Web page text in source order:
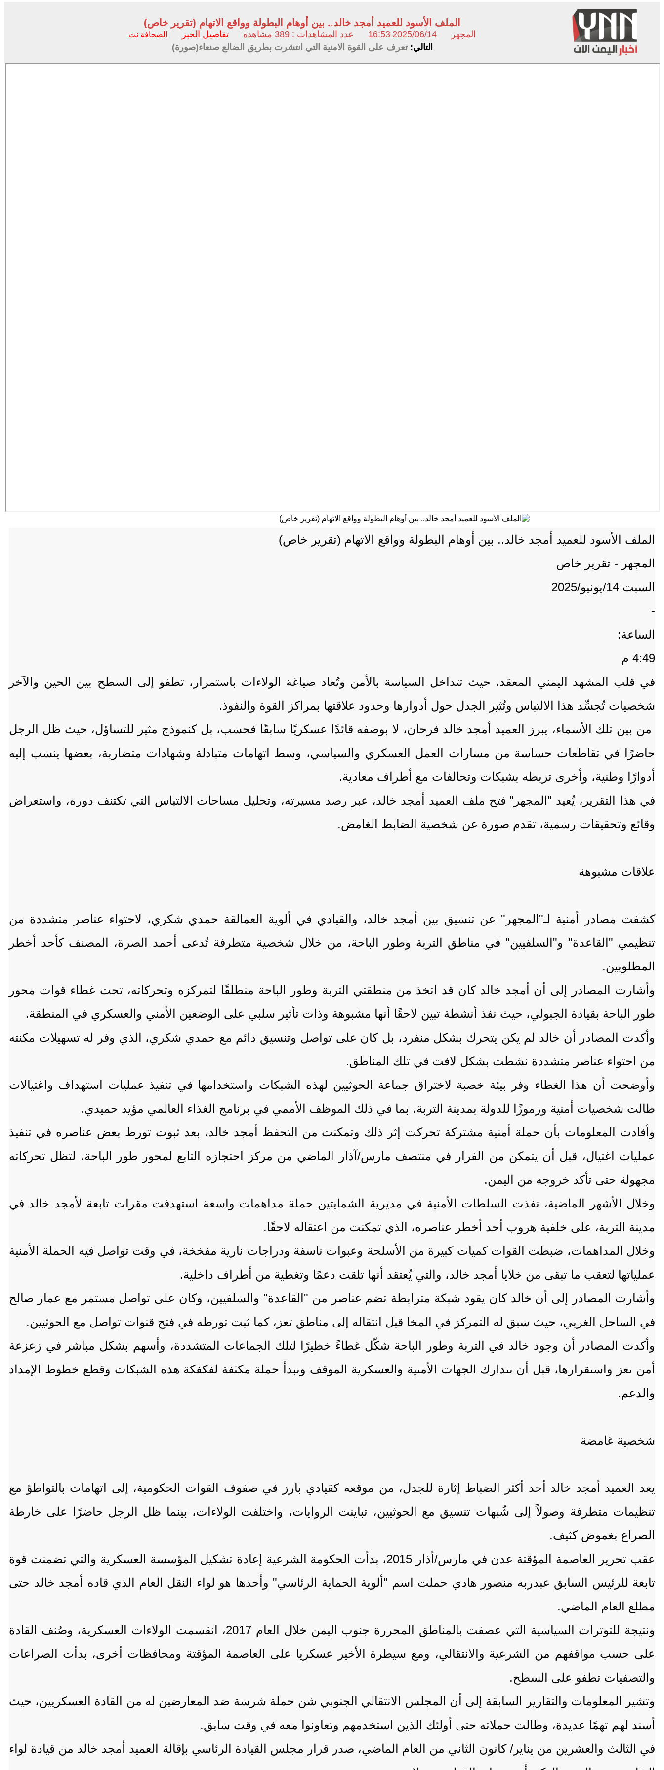
الملف الأسود للعميد أمجد خالد.. بين أوهام البطولة وواقع الاتهام (تقرير خاص)
المجهر 2025/06/14
16:53 عدد المشاهدات : 389 مشاهده تفاصيل الخبر الصحافة نت
التالي:تعرف على القوة الامنية التي انتشرت بطريق الضالع صنعاء(صورة)
الملف الأسود للعميد أمجد خالد.. بين أوهام البطولة وواقع الاتهام (تقرير خاص)
المجهر - تقرير خاص
السبت 14/يونيو/2025
-
الساعة:
4:49 م
في قلب المشهد اليمني المعقد، حيث تتداخل السياسة بالأمن وتُعاد صياغة الولاءات باستمرار، تطفو إلى السطح بين الحين والآخر
شخصيات تُجسِّد هذا الالتباس وتُثير الجدل حول أدوارها وحدود علاقتها بمراكز القوة والنفوذ.
من بين تلك الأسماء، يبرز العميد أمجد خالد فرحان، لا بوصفه قائدًا عسكريًا سابقًا فحسب، بل كنموذج مثير للتساؤل، حيث ظل الرجل
حاضرًا في تقاطعات حساسة من مسارات العمل العسكري والسياسي، وسط اتهامات متبادلة وشهادات متضاربة، بعضها ينسب إليه
أدوارًا وطنية، وأخرى تربطه بشبكات وتحالفات مع أطراف معادية.
في هذا التقرير، يُعيد "المجهر" فتح ملف العميد أمجد خالد، عبر رصد مسيرته، وتحليل مساحات الالتباس التي تكتنف دوره، واستعراض
وقائع وتحقيقات رسمية، تقدم صورة عن شخصية الضابط الغامض.
علاقات مشبوهة
كشفت مصادر أمنية لـ"المجهر" عن تنسيق بين أمجد خالد، والقيادي في ألوية العمالقة حمدي شكري، لاحتواء عناصر متشددة من
تنظيمي "القاعدة" و"السلفيين" في مناطق التربة وطور الباحة، من خلال شخصية متطرفة تُدعى أحمد الصرة، المصنف كأحد أخطر
المطلوبين.
وأشارت المصادر إلى أن أمجد خالد كان قد اتخذ من منطقتي التربة وطور الباحة منطلقًا لتمركزه وتحركاته، تحت غطاء قوات محور
طور الباحة بقيادة الجبولي، حيث نفذ أنشطة تبين لاحقًا أنها مشبوهة وذات تأثير سلبي على الوضعين الأمني والعسكري في المنطقة.
وأكدت المصادر أن خالد لم يكن يتحرك بشكل منفرد، بل كان على تواصل وتنسيق دائم مع حمدي شكري، الذي وفر له تسهيلات مكنته
من احتواء عناصر متشددة نشطت بشكل لافت في تلك المناطق.
وأوضحت أن هذا الغطاء وفر بيئة خصبة لاختراق جماعة الحوثيين لهذه الشبكات واستخدامها في تنفيذ عمليات استهداف واغتيالات
طالت شخصيات أمنية ورموزًا للدولة بمدينة التربة، بما في ذلك الموظف الأممي في برنامج الغذاء العالمي مؤيد حميدي.
وأفادت المعلومات بأن حملة أمنية مشتركة تحركت إثر ذلك وتمكنت من التحفظ أمجد خالد، بعد ثبوت تورط بعض عناصره في تنفيذ
عمليات اغتيال، قبل أن يتمكن من الفرار في منتصف مارس/آذار الماضي من مركز احتجازه التابع لمحور طور الباحة، لتظل تحركاته
مجهولة حتى تأكد خروجه من اليمن.
وخلال الأشهر الماضية، نفذت السلطات الأمنية في مديرية الشمايتين حملة مداهمات واسعة استهدفت مقرات تابعة لأمجد خالد في
مدينة التربة، على خلفية هروب أحد أخطر عناصره، الذي تمكنت من اعتقاله لاحقًا.
وخلال المداهمات، ضبطت القوات كميات كبيرة من الأسلحة وعبوات ناسفة ودراجات نارية مفخخة، في وقت تواصل فيه الحملة الأمنية
عملياتها لتعقب ما تبقى من خلايا أمجد خالد، والتي يُعتقد أنها تلقت دعمًا وتغطية من أطراف داخلية.
وأشارت المصادر إلى أن خالد كان يقود شبكة مترابطة تضم عناصر من "القاعدة" والسلفيين، وكان على تواصل مستمر مع عمار صالح
في الساحل الغربي، حيث سبق له التمركز في المخا قبل انتقاله إلى مناطق تعز، كما ثبت تورطه في فتح قنوات تواصل مع الحوثيين.
وأكدت المصادر أن وجود خالد في التربة وطور الباحة شكّل غطاءً خطيرًا لتلك الجماعات المتشددة، وأسهم بشكل مباشر في زعزعة
أمن تعز واستقرارها، قبل أن تتدارك الجهات الأمنية والعسكرية الموقف وتبدأ حملة مكثفة لفكفكة هذه الشبكات وقطع خطوط الإمداد
والدعم.
شخصية غامضة
يعد العميد أمجد خالد أحد أكثر الضباط إثارة للجدل، من موقعه كقيادي بارز في صفوف القوات الحكومية، إلى اتهامات بالتواطؤ مع
تنظيمات متطرفة وصولاً إلى شُبهات تنسيق مع الحوثيين، تباينت الروايات، واختلفت الولاءات، بينما ظل الرجل حاضرًا على خارطة
الصراع بغموض كثيف.
عقب تحرير العاصمة المؤقتة عدن في مارس/أذار 2015، بدأت الحكومة الشرعية إعادة تشكيل المؤسسة العسكرية والتي تضمنت قوة
تابعة للرئيس السابق عبدربه منصور هادي حملت اسم "ألوية الحماية الرئاسي" وأحدها هو لواء النقل العام الذي قاده أمجد خالد حتى
مطلع العام الماضي.
ونتيجة للتوترات السياسية التي عصفت بالمناطق المحررة جنوب اليمن خلال العام 2017، انقسمت الولاءات العسكرية، وصُنف القادة
على حسب مواقفهم من الشرعية والانتقالي، ومع سيطرة الأخير عسكريا على العاصمة المؤقتة ومحافظات أخرى، بدأت الصراعات
والتصفيات تطفو على السطح.
وتشير المعلومات والتقارير السابقة إلى أن المجلس الانتقالي الجنوبي شن حملة شرسة ضد المعارضين له من القادة العسكريين، حيث
أسند لهم تهمًا عديدة، وطالت حملاته حتى أولئك الذين استخدمهم وتعاونوا معه في وقت سابق.
في الثالث والعشرين من يناير/ كانون الثاني من العام الماضي، صدر قرار مجلس القيادة الرئاسي بإقالة العميد أمجد خالد من قيادة لواء